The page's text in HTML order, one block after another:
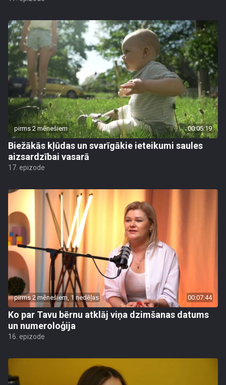
pirms 2 mēnešiem 00:05:19
Biežākās kļūdas un svarīgākie ieteikumi saules
aizsardzībai vasarā
17. epizode
pirms 2 mēnešiem, 1 nedēļas 00:07:44
Ko par Tavu bērnu atklāj viņa dzimšanas datums
un numeroloģija
16. epizode